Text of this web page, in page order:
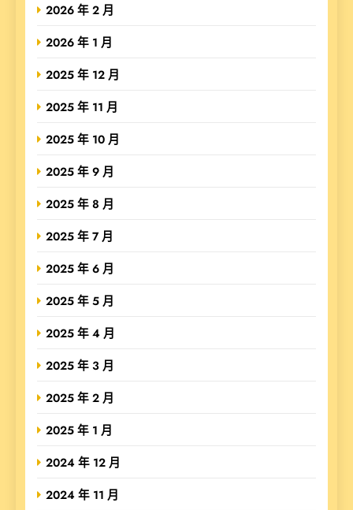
2026 年 2 月
2026 年 1 月
2025 年 12 月
2025 年 11 月
2025 年 10 月
2025 年 9 月
2025 年 8 月
2025 年 7 月
2025 年 6 月
2025 年 5 月
2025 年 4 月
2025 年 3 月
2025 年 2 月
2025 年 1 月
2024 年 12 月
2024 年 11 月